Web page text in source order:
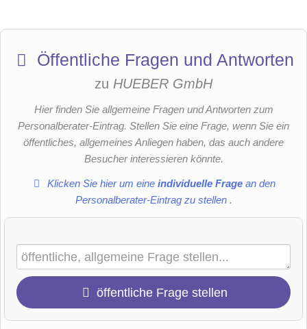
Öffentliche Fragen und Antworten
zu HUEBER GmbH
Hier finden Sie allgemeine Fragen und Antworten zum
Personalberater-Eintrag. Stellen Sie eine Frage, wenn Sie ein
öffentliches, allgemeines Anliegen haben, das auch andere
Besucher interessieren könnte.
Klicken Sie hier um eineindividuelle Frage an den
Personalberater-Eintrag zu stellen .
öffentliche Frage stellen